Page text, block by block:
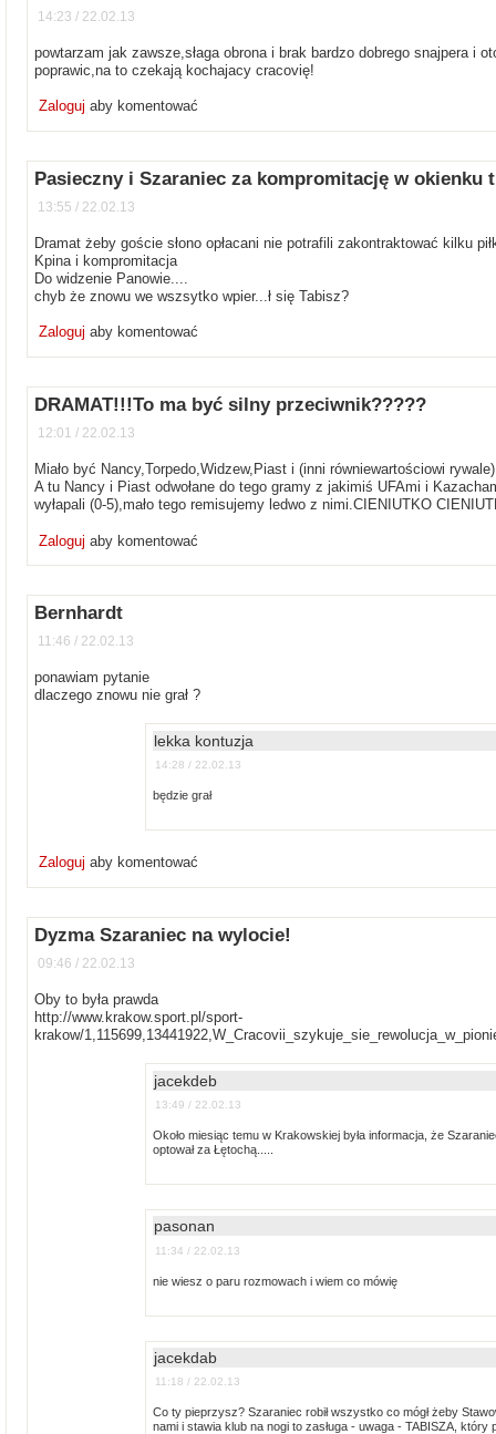
14:23 / 22.02.13
powtarzam jak zawsze,słaga obrona i brak bardzo dobrego snajpera i
poprawic,na to czekają kochajacy cracovię!
Zalogujaby komentować
Pasieczny i Szaraniec za kompromitację w okienku
13:55 / 22.02.13
Dramat żeby goście słono opłacani nie potrafili zakontraktować kilku
Kpina i kompromitacja
Do widzenie Panowie....
chyb że znowu we wszsytko wpier...ł się Tabisz?
Zalogujaby komentować
DRAMAT!!!To ma być silny przeciwnik?????
12:01 / 22.02.13
Miało być Nancy,Torpedo,Widzew,Piast i (inni równiewartościowi
A tu Nancy i Piast odwołane do tego gramy z jakimiś UFAmi i
wyłapali (0-5),mało tego remisujemy ledwo z nimi.CIENIUTKO
Zalogujaby komentować
Bernhardt
11:46 / 22.02.13
ponawiam pytanie
dlaczego znowu nie grał ?
lekka kontuzja
14:28 / 22.02.13
będzie grał
Zalogujaby komentować
Dyzma Szaraniec na wylocie!
09:46 / 22.02.13
Oby to była prawda
http://www.krakow.sport.pl/sport-
krakow/
jacekdeb
13:49 / 22.02.13
Około miesiąc temu w Krakowskiej była informacja, że
optował za Łętochą.....
pasonan
11:34 / 22.02.13
nie wiesz o paru rozmowach i wiem co mówię
jacekdab
11:18 / 22.02.13
Co ty pieprzysz? Szaraniec robił wszystko co mógł żeby
nami i stawia klub na nogi to zasługa - uwaga - TABISZA,